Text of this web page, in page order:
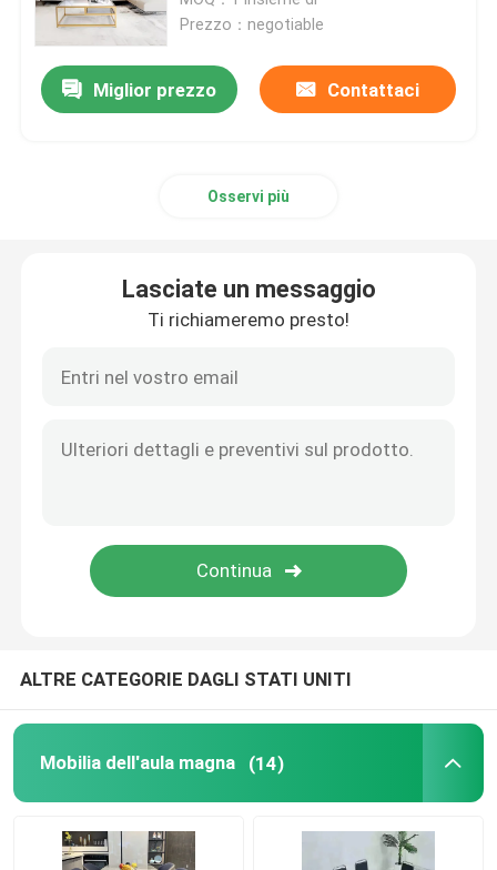
Tavolini da salotto su ordinazione
tavolo da pranzo del marmo del faux
Prezzo：negotiable
Miglior prezzo Contattaci
Osservi più
Lasciate un messaggio
Ti richiameremo presto!
ALTRE CATEGORIE DAGLI STATI UNITI
Mobilia dell'aula magna (14)